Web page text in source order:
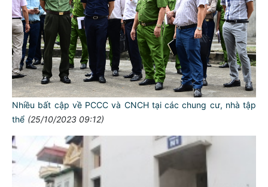
Nhiều bất cập về PCCC và CNCH tại các chung cư, nhà tập
thể (25/10/2023 09:12)